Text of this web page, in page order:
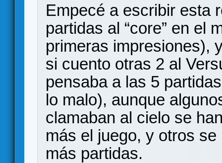
Empecé a escribir esta
partidas al “core” en el
primeras impresiones),
si cuento otras 2 al
pensaba a las 5
lo malo), aunque
clamaban al cielo se
más el juego, y otros
más partidas.